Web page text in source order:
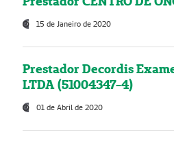
15 de Janeiro de 2020
Prestador Decordis
LTDA (51004347-4)
01 de Abril de 2020